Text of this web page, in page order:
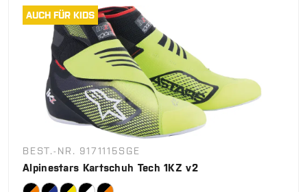
AUCH FÜR KIDS
BEST.-NR. 9171115SGE
Alpinestars Kartschuh Tech 1KZ v2